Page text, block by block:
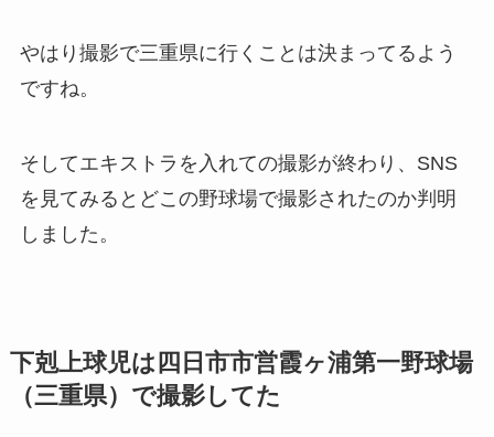
やはり撮影で三重県に行くことは決まってるよう
ですね。
そしてエキストラを入れての撮影が終わり、SNS
を見てみるとどこの野球場で撮影されたのか判明
しました。
下剋上球児は四日市市営霞ヶ浦第一野球場
（三重県）で撮影してた